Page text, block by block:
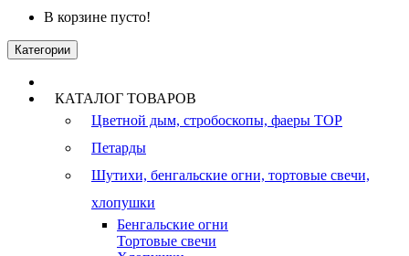
В корзине пусто!
Категории
КАТАЛОГ ТОВАРОВ
Цветной дым, стробоскопы, фаеры TOP
Петарды
Шутихи, бенгальские огни, тортовые свечи,
хлопушки
Бенгальские огни
Тортовые свечи